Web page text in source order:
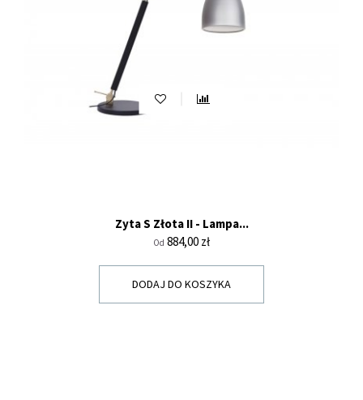
Zyta S Złota II - Lampa...
Od Cena
884,00 zł
DODAJ DO KOSZYKA